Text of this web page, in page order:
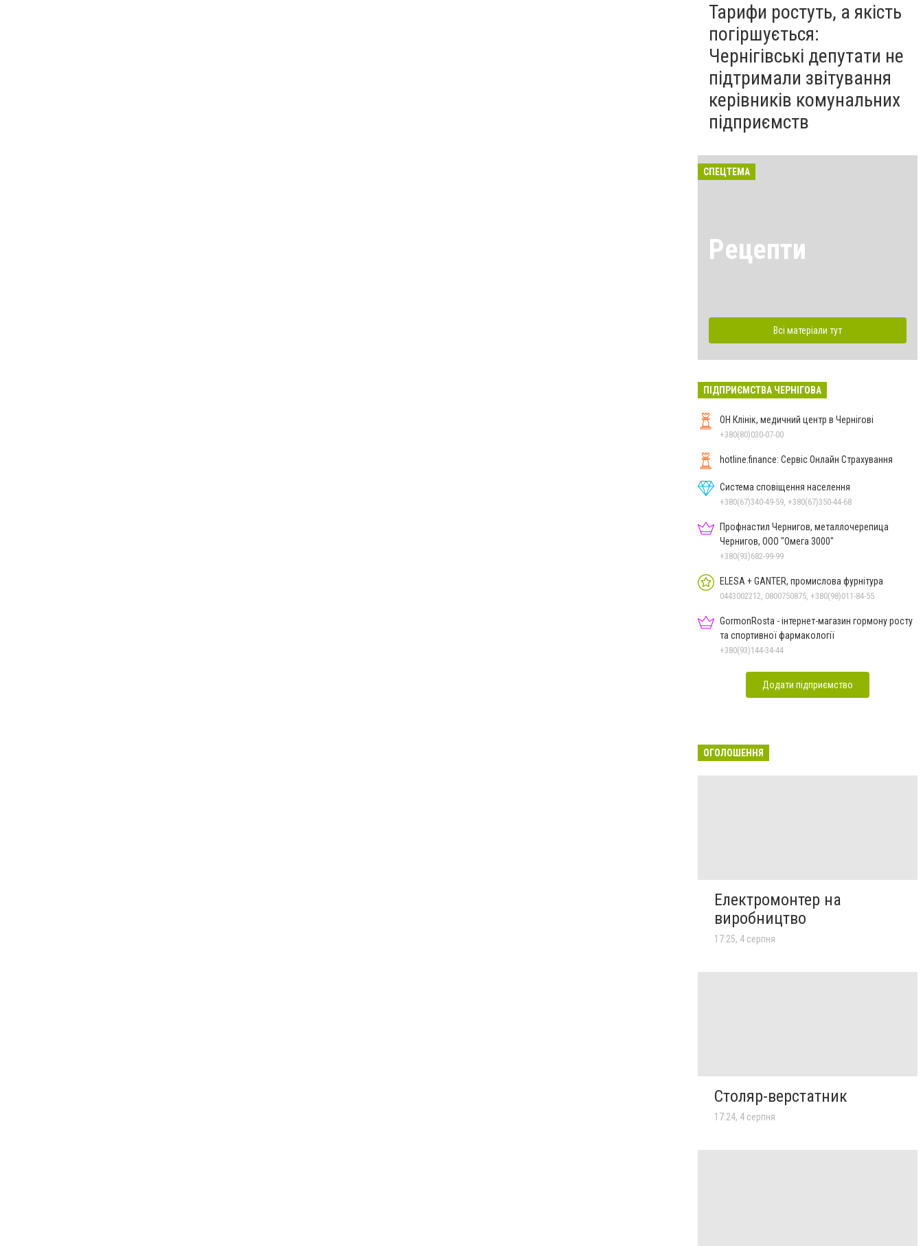
Тарифи ростуть, а якість
погіршується:
Чернігівські депутати не
підтримали звітування
керівників комунальних
підприємств
СПЕЦТЕМА
Рецепти
Всі матеріали тут
ПІДПРИЄМСТВА ЧЕРНІГОВА
ОН Клінік, медичний центр в Чернігові
+380(80)030-07-00
hotline.finance: Сервіс Онлайн Страхування
Система сповіщення населення
+380(67)340-49-59, +380(67)350-44-68
Профнастил Чернигов, металлочерепица
Чернигов, ООО "Омега 3000"
+380(93)682-99-99
ELESA + GANTER, промислова фурнітура
0443002212, 0800750875, +380(98)011-84-55
GormonRosta - інтернет-магазин гормону росту
та спортивної фармакології
+380(93)144-34-44
Додати підприємство
ОГОЛОШЕННЯ
Електромонтер на
виробництво
17:25, 4 серпня
Столяр-верстатник
17:24, 4 серпня